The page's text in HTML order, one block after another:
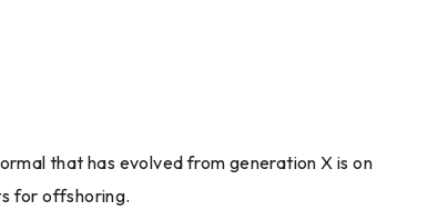
that has evolved from generation X is on
for offshoring.